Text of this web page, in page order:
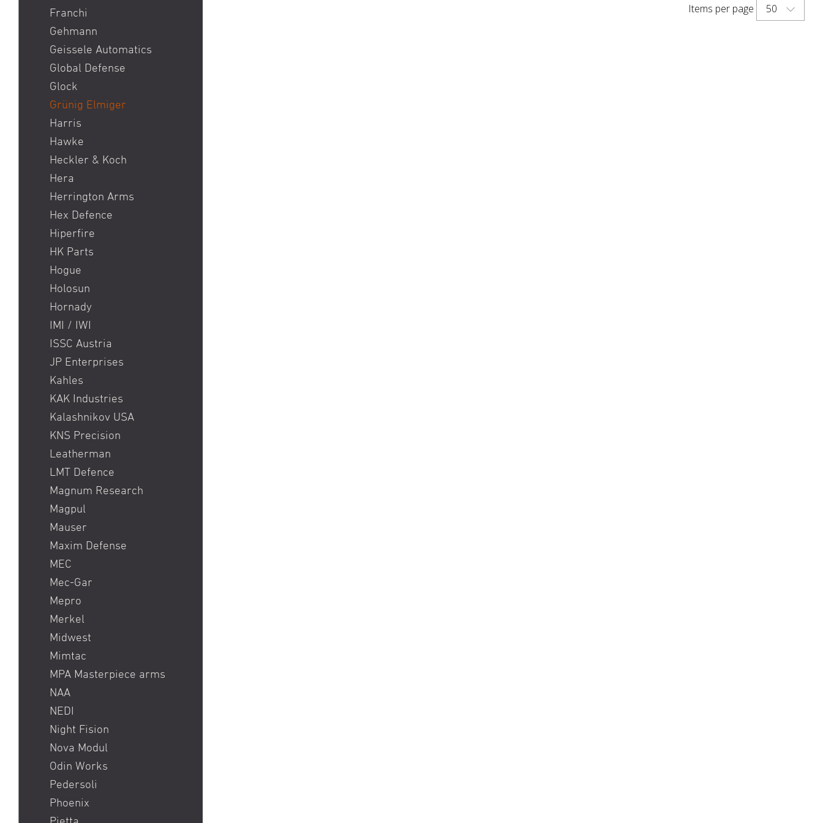
Franchi
Gehmann
Geissele Automatics
Global Defense
Glock
Grünig Elmiger
Harris
Hawke
Heckler & Koch
Hera
Herrington Arms
Hex Defence
Hiperfire
HK Parts
Hogue
Holosun
Hornady
IMI / IWI
ISSC Austria
JP Enterprises
Kahles
KAK Industries
Kalashnikov USA
KNS Precision
Leatherman
LMT Defence
Magnum Research
Magpul
Mauser
Maxim Defense
MEC
Mec-Gar
Mepro
Merkel
Midwest
Mimtac
MPA Masterpiece arms
NAA
NEDI
Night Fision
Nova Modul
Odin Works
Pedersoli
Phoenix
Schaftkappen la...Items per page 50